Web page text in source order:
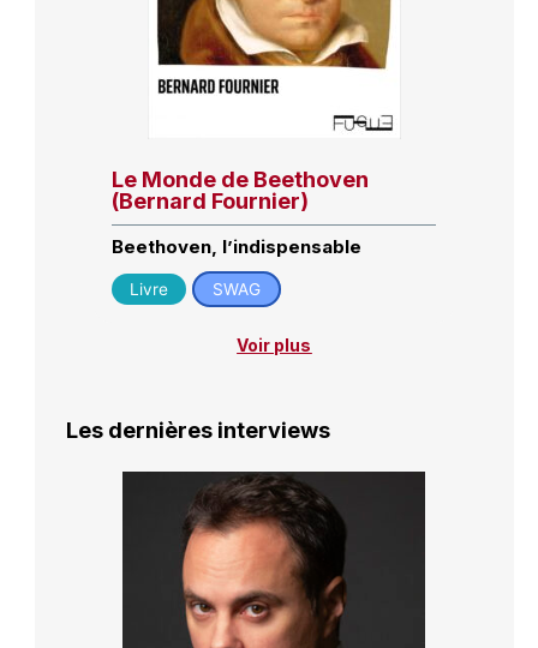
Le Monde de Beethoven
(Bernard Fournier)
Beethoven, l’indispensable
Livre SWAG
Voir plus
Les dernières interviews